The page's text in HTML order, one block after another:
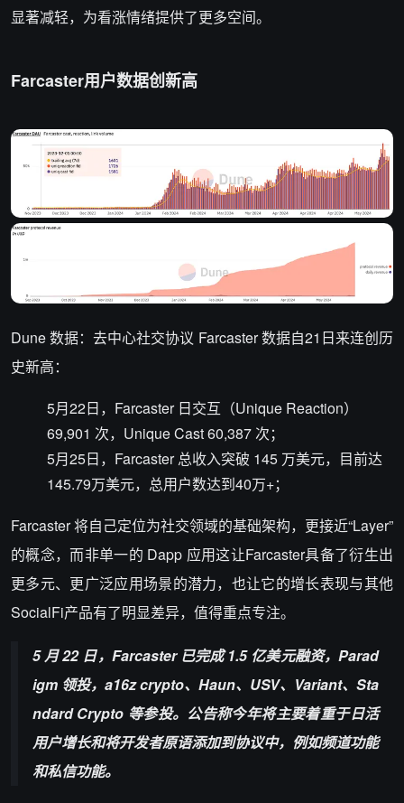
显著减轻，为看涨情绪提供了更多空间。
Farcaster用户数据创新高
Dune 数据：去中心社交协议 Farcaster 数据自21日来连创历
史新高：
5月22日，Farcaster 日交互（Unique Reaction）
69,901 次，Unique Cast 60,387 次；
5月25日，Farcaster 总收入突破 145 万美元，目前达
145.79万美元，总用户数达到40万+；
Farcaster 将自己定位为社交领域的基础架构，更接近“Layer”
的概念，而非单一的 Dapp 应用这让Farcaster具备了衍生出
更多元、更广泛应用场景的潜力，也让它的增长表现与其他
SocialFi产品有了明显差异，值得重点专注。
5 月 22 日，Farcaster 已完成 1.5 亿美元融资，Parad
igm 领投，a16z crypto、Haun、USV、Variant、Sta
ndard Crypto 等参投。公告称今年将主要着重于日活
用户增长和将开发者原语添加到协议中，例如频道功能
和私信功能。